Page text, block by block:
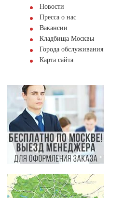
Новости
Пресса о нас
Вакансии
Кладбища Москвы
Города обслуживания
Карта сайта